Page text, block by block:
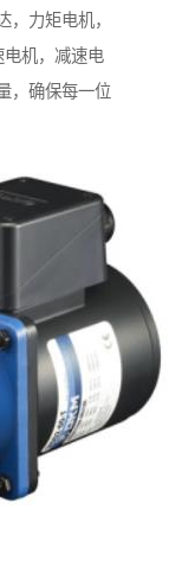
，力矩电机，
机，减速电
，确保每一位